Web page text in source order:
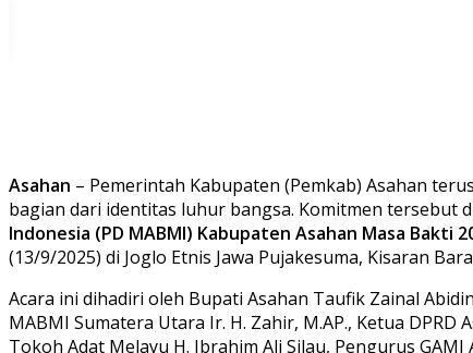
Asahan – Pemerintah Kabupaten (Pemkab) Asahan
bagian dari identitas luhur bangsa. Komitmen tersebut
Indonesia (PD MABMI) Kabupaten Asahan Masa Bakti
(13/9/2025) di Joglo Etnis Jawa Pujakesuma, Kisaran
Acara ini dihadiri oleh Bupati Asahan Taufik Zainal
MABMI Sumatera Utara Ir. H. Zahir, M.AP., Ketua DPRD
Tokoh Adat Melayu H. Ibrahim Ali Silau, Pengurus